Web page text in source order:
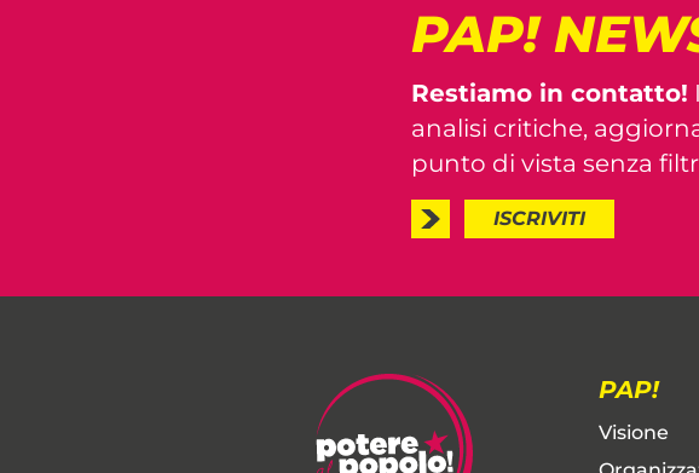
PAP!
Restiamo in contatto!
analisi critiche,
punto di vista senza
ISCRIVITI
PAP!
Visione